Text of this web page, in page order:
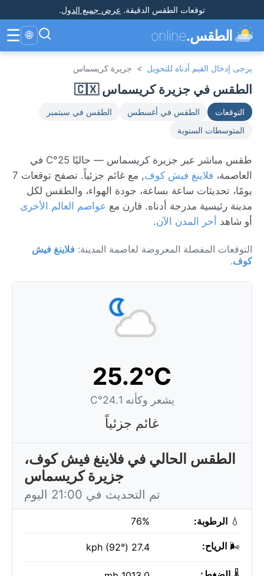
توقعات الطقس الدقيقة. عرض جميع الدول.
الطقس.online
🌐
☰
يرجى إدخال القيم أدناه للتحويل > جزيرة كريسماس
الطقس في جزيرة كريسماس 🇨🇽
التوقعات الطقس في أغسطس
الطقس في سبتمبر
المتوسطات السنوية
طقس مباشر عبر جزيرة كريسماس — حاليًا 25°C في
العاصمة، فلاينغ فيش كوف
, مع غائم جزئياً. تصفح توقعات 7
يومًا، تحديثات ساعة بساعة، جودة الهواء، والطقس لكل
مدينة رئيسية مدرجة أدناه. قارن مع عواصم العالم الأخرى
أو شاهد أحر المدن الآن.
التوقعات المفصلة المعروضة لعاصمة المدينة: فلاينغ فيش
كوف.
25.2°C
يشعر وكأنه 24.1°C
غائم جزئياً
الطقس الحالي في فلاينغ فيش كوف،
جزيرة كريسماس
تم التحديث في 21:00 اليوم
💧 الرطوبة: 76%
🌬️ الرياح: 27.4 kph (92°)